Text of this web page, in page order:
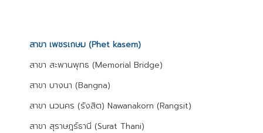
สาขา เพชรเกษม (Phet kasem)
สาขา สะพานพุทธ (Memorial Bridge)
สาขา บางนา (Bangna)
สาขา นวนคร (รังสิต) Nawanakorn (Rangsit)
สาขา สุราษฎร์ธานี (Surat Thani)